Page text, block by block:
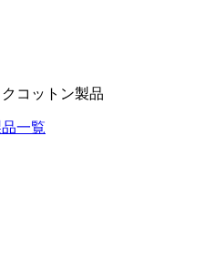
コットン製品
一覧